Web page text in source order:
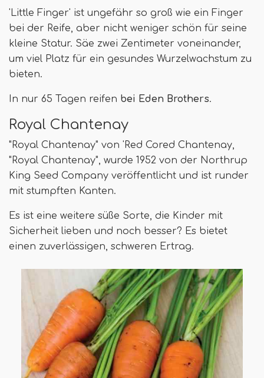
'Little Finger' ist ungefähr so ​​groß wie ein Finger
bei der Reife, aber nicht weniger schön für seine
kleine Statur. Säe zwei Zentimeter voneinander,
um viel Platz für ein gesundes Wurzelwachstum zu
bieten.
In nur 65 Tagen reifen bei Eden Brothers.
Royal Chantenay
"Royal Chantenay" von 'Red Cored Chantenay,
"Royal Chantenay", wurde 1952 von der Northrup
King Seed Company veröffentlicht und ist runder
mit stumpften Kanten.
Es ist eine weitere süße Sorte, die Kinder mit
Sicherheit lieben und noch besser? Es bietet
einen zuverlässigen, schweren Ertrag.